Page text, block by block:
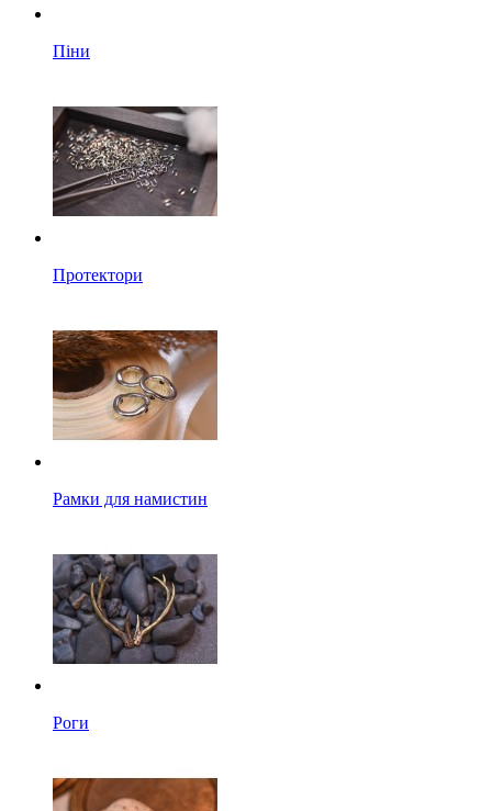
Піни
Протектори
Рамки для намистин
Роги